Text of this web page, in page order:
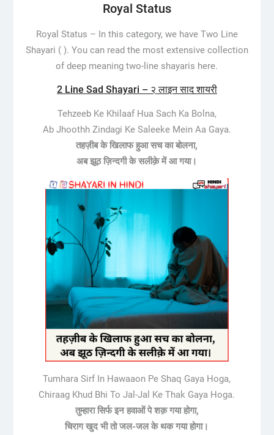
Royal Status
Royal Status – In this category, we have Two Line
Shayari ( ). You can read the most extensive collection
of deep meaning two-line shayaris here.
2 Line Sad Shayari – २ लाइन साद शायरी
Tehzeeb Ke Khilaaf Hua Sach Ka Bolna,
Ab Jhoothh Zindagi Ke Saleeke Mein Aa Gaya.
तहज़ीब के खिलाफ हुआ सच का बोलना,
अब झूठ ज़िन्दगी के सलीक़े में आ गया।
Tumhara Sirf In Hawaaon Pe Shaq Gaya Hoga,
Chiraag Khud Bhi To Jal-Jal Ke Thak Gaya Hoga.
तुम्हारा सिर्फ इन हवाओं पे शक़ गया होगा,
चिराग खुद भी तो जल-जल के थक गया होगा।